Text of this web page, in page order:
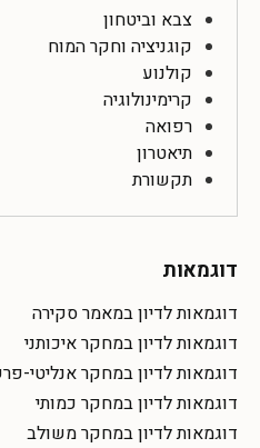
צבא וביטחון
קוגניציה וחקר המוח
קולנוע
קרימינולוגיה
רפואה
תיאטרון
תקשורת
דוגמאות
דוגמאות לדיון במאמר סקירה
דוגמאות לדיון במחקר איכותני
דוגמאות לדיון במחקר אנליטי-
דוגמאות לדיון במחקר כמותי
דוגמאות לדיון במחקר משולב